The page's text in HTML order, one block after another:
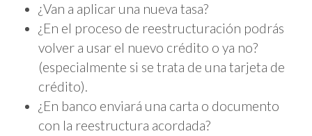
¿Van a aplicar una nueva tasa?
¿En el proceso de reestructuración podrás
volver a usar el nuevo crédito o ya no?
(especialmente si se trata de una tarjeta de
crédito).
¿En banco enviará una carta o documento
con la reestructura acordada?